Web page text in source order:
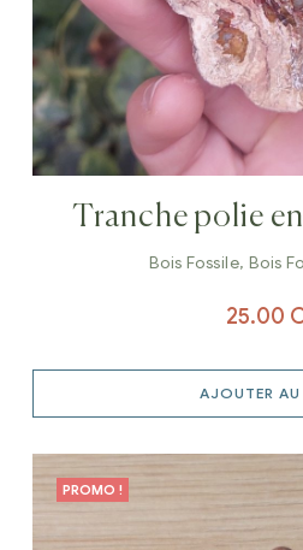
Tranche polie
Bois Fossile, Bois
25.00
AJOUTER AU
PROMO !